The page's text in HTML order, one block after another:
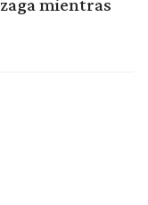
mientras